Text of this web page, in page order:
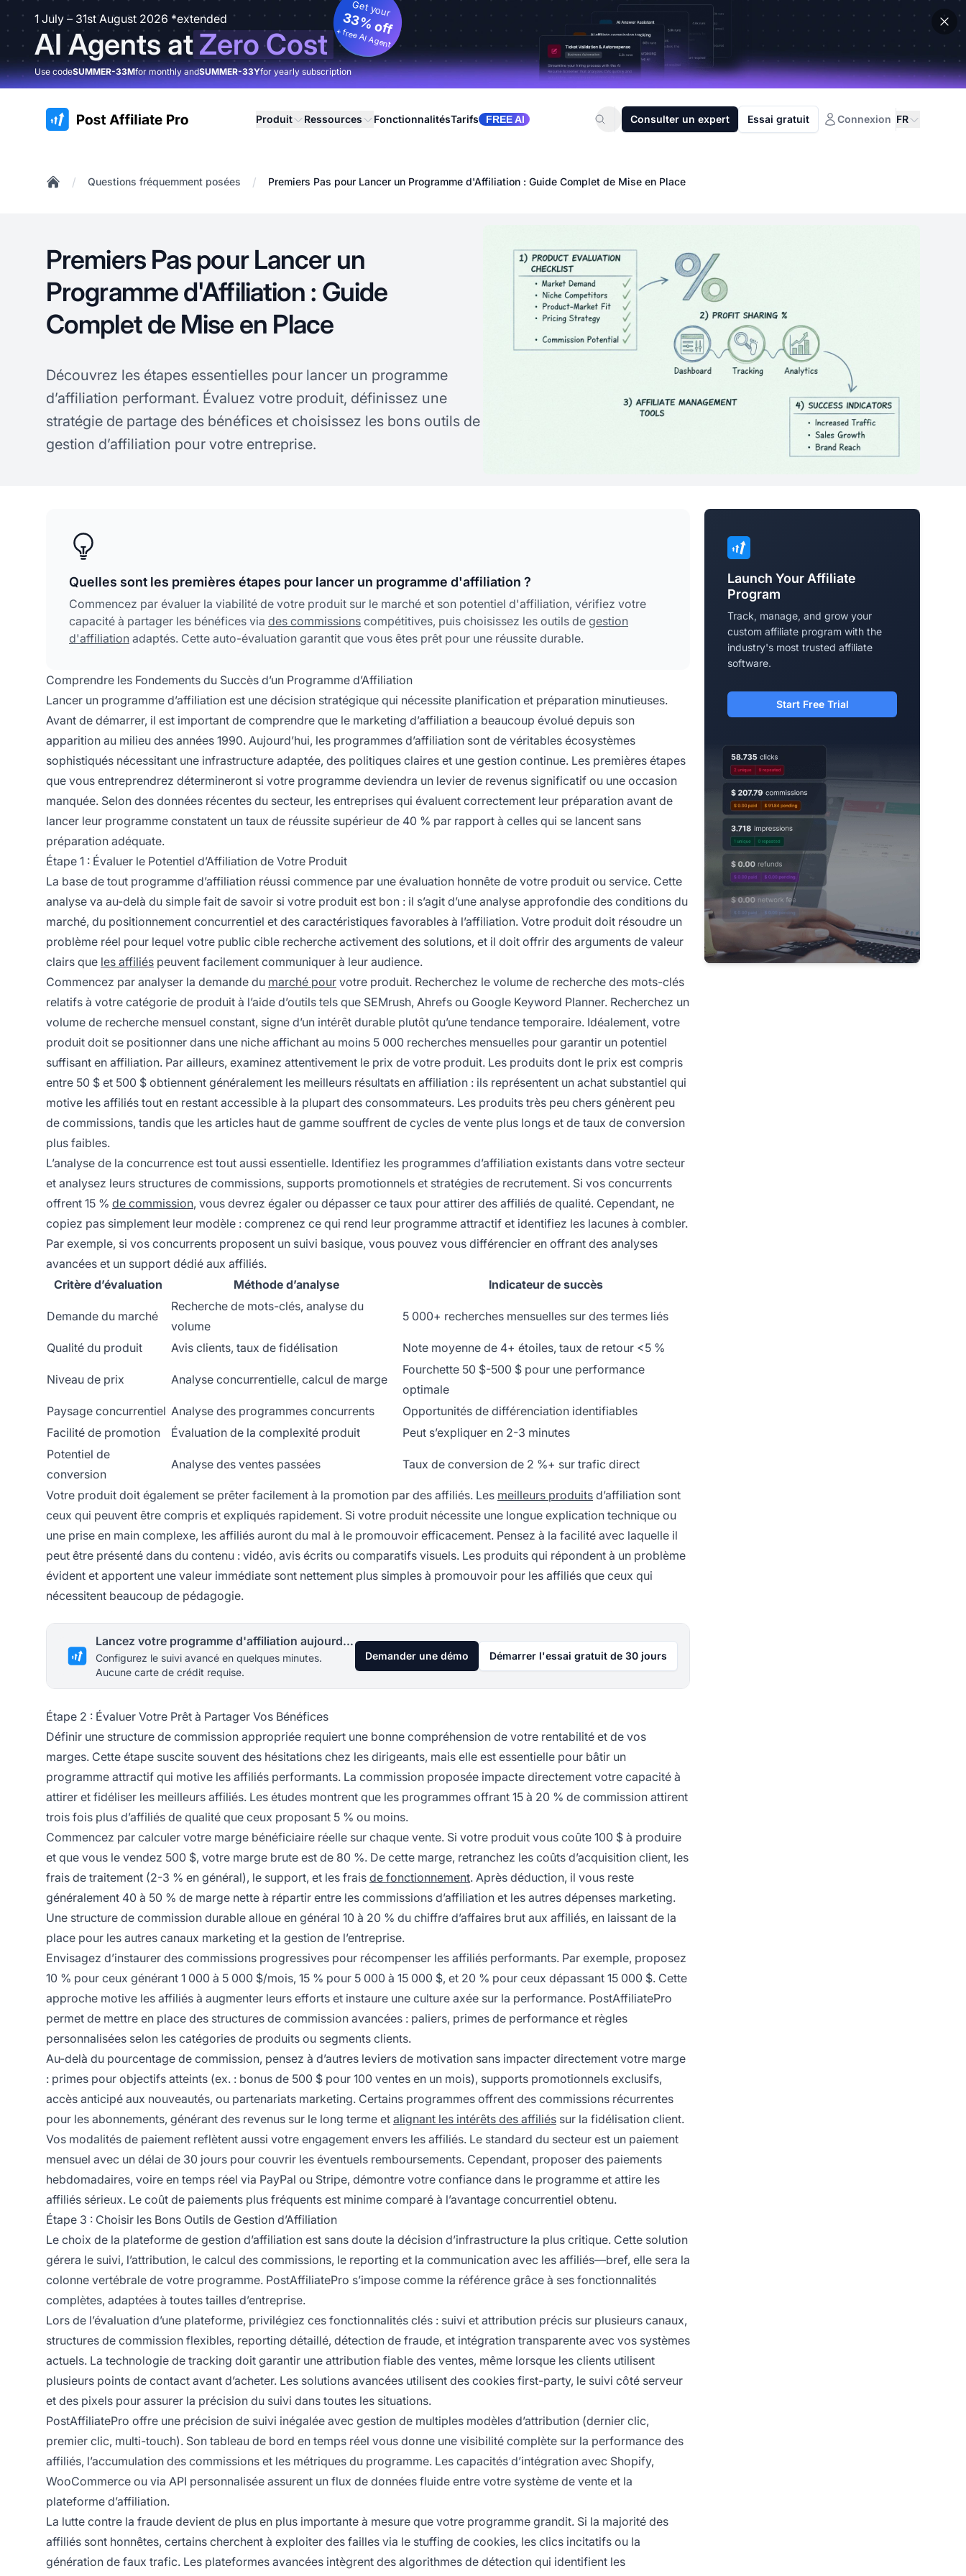
1 July – 31st August 2026 *extended
AI Agents atZero Cost
Get your
33% off
+ free AI Agent
Use codeSUMMER-33Mfor monthly andSUMMER-33Yfor yearly subscription
:site.title Produit Ressources FonctionnalitésTarifs FREE AI Consulter un expert Essai gratuit Connexion FR
/ Questions fréquemment posées / Premiers Pas pour Lancer un Programme d'Affiliation : Guide Complet de Mise en Place
Premiers Pas pour Lancer un
Programme d'Affiliation : Guide
Complet de Mise en Place
Découvrez les étapes essentielles pour lancer un programme
d’affiliation performant. Évaluez votre produit, définissez une
stratégie de partage des bénéfices et choisissez les bons outils de
gestion d’affiliation pour votre entreprise.
Quelles sont les premières étapes pour lancer un programme d'affiliation ?
Commencez par évaluer la viabilité de votre produit sur le marché et son potentiel d'affiliation, vérifiez votre
capacité à partager les bénéfices via des commissions compétitives, puis choisissez les outils de gestion
d'affiliation adaptés. Cette auto-évaluation garantit que vous êtes prêt pour une réussite durable.
Comprendre les Fondements du Succès d’un Programme d’Affiliation
Lancer un programme d’affiliation est une décision stratégique qui nécessite planification et préparation minutieuses.
Avant de démarrer, il est important de comprendre que le marketing d’affiliation a beaucoup évolué depuis son
apparition au milieu des années 1990. Aujourd’hui, les programmes d’affiliation sont de véritables écosystèmes
sophistiqués nécessitant une infrastructure adaptée, des politiques claires et une gestion continue. Les premières étapes
que vous entreprendrez détermineront si votre programme deviendra un levier de revenus significatif ou une occasion
manquée. Selon des données récentes du secteur, les entreprises qui évaluent correctement leur préparation avant de
lancer leur programme constatent un taux de réussite supérieur de 40 % par rapport à celles qui se lancent sans
préparation adéquate.
Étape 1 : Évaluer le Potentiel d’Affiliation de Votre Produit
La base de tout programme d’affiliation réussi commence par une évaluation honnête de votre produit ou service. Cette
analyse va au-delà du simple fait de savoir si votre produit est bon : il s’agit d’une analyse approfondie des conditions du
marché, du positionnement concurrentiel et des caractéristiques favorables à l’affiliation. Votre produit doit résoudre un
problème réel pour lequel votre public cible recherche activement des solutions, et il doit offrir des arguments de valeur
clairs que les affiliés peuvent facilement communiquer à leur audience.
Commencez par analyser la demande du marché pour votre produit. Recherchez le volume de recherche des mots-clés
relatifs à votre catégorie de produit à l’aide d’outils tels que SEMrush, Ahrefs ou Google Keyword Planner. Recherchez un
volume de recherche mensuel constant, signe d’un intérêt durable plutôt qu’une tendance temporaire. Idéalement, votre
produit doit se positionner dans une niche affichant au moins 5 000 recherches mensuelles pour garantir un potentiel
suffisant en affiliation. Par ailleurs, examinez attentivement le prix de votre produit. Les produits dont le prix est compris
entre 50 $ et 500 $ obtiennent généralement les meilleurs résultats en affiliation : ils représentent un achat substantiel qui
motive les affiliés tout en restant accessible à la plupart des consommateurs. Les produits très peu chers génèrent peu
de commissions, tandis que les articles haut de gamme souffrent de cycles de vente plus longs et de taux de conversion
plus faibles.
L’analyse de la concurrence est tout aussi essentielle. Identifiez les programmes d’affiliation existants dans votre secteur
et analysez leurs structures de commissions, supports promotionnels et stratégies de recrutement. Si vos concurrents
offrent 15 % de commission, vous devrez égaler ou dépasser ce taux pour attirer des affiliés de qualité. Cependant, ne
copiez pas simplement leur modèle : comprenez ce qui rend leur programme attractif et identifiez les lacunes à combler.
Par exemple, si vos concurrents proposent un suivi basique, vous pouvez vous différencier en offrant des analyses
avancées et un support dédié aux affiliés.
Critère d’évaluation
Méthode d’analyse Indicateur de succès
Demande du marché
Recherche de mots-clés, analyse du
volume
5 000+ recherches mensuelles sur des termes liés
Qualité du produit Avis clients, taux de fidélisation Note moyenne de 4+ étoiles, taux de retour <5 %
Niveau de prix Analyse concurrentielle, calcul de marge
Fourchette 50 $-500 $ pour une performance
optimale
Paysage concurrentiel Analyse des programmes concurrents
Opportunités de différenciation identifiables
Facilité de promotion
Évaluation de la complexité produit
Peut s’expliquer en 2-3 minutes
Potentiel de
conversion
Analyse des ventes passées Taux de conversion de 2 %+ sur trafic direct
Votre produit doit également se prêter facilement à la promotion par des affiliés. Les meilleurs produits d’affiliation sont
ceux qui peuvent être compris et expliqués rapidement. Si votre produit nécessite une longue explication technique ou
une prise en main complexe, les affiliés auront du mal à le promouvoir efficacement. Pensez à la facilité avec laquelle il
peut être présenté dans du contenu : vidéo, avis écrits ou comparatifs visuels. Les produits qui répondent à un problème
évident et apportent une valeur immédiate sont nettement plus simples à promouvoir pour les affiliés que ceux qui
nécessitent beaucoup de pédagogie.
Lancez votre programme d'affiliation aujourd'hui
Configurez le suivi avancé en quelques minutes.
Aucune carte de crédit requise.
Demander une démo Démarrer l'essai gratuit de 30 jours
Étape 2 : Évaluer Votre Prêt à Partager Vos Bénéfices
Définir une structure de commission appropriée requiert une bonne compréhension de votre rentabilité et de vos
marges. Cette étape suscite souvent des hésitations chez les dirigeants, mais elle est essentielle pour bâtir un
programme attractif qui motive les affiliés performants. La commission proposée impacte directement votre capacité à
attirer et fidéliser les meilleurs affiliés. Les études montrent que les programmes offrant 15 à 20 % de commission attirent
trois fois plus d’affiliés de qualité que ceux proposant 5 % ou moins.
Commencez par calculer votre marge bénéficiaire réelle sur chaque vente. Si votre produit vous coûte 100 $ à produire
et que vous le vendez 500 $, votre marge brute est de 80 %. De cette marge, retranchez les coûts d’acquisition client, les
frais de traitement (2-3 % en général), le support, et les frais de fonctionnement. Après déduction, il vous reste
généralement 40 à 50 % de marge nette à répartir entre les commissions d’affiliation et les autres dépenses marketing.
Une structure de commission durable alloue en général 10 à 20 % du chiffre d’affaires brut aux affiliés, en laissant de la
place pour les autres canaux marketing et la gestion de l’entreprise.
Envisagez d’instaurer des commissions progressives pour récompenser les affiliés performants. Par exemple, proposez
10 % pour ceux générant 1 000 à 5 000 $/mois, 15 % pour 5 000 à 15 000 $, et 20 % pour ceux dépassant 15 000 $. Cette
approche motive les affiliés à augmenter leurs efforts et instaure une culture axée sur la performance. PostAffiliatePro
permet de mettre en place des structures de commission avancées : paliers, primes de performance et règles
personnalisées selon les catégories de produits ou segments clients.
Au-delà du pourcentage de commission, pensez à d’autres leviers de motivation sans impacter directement votre marge
: primes pour objectifs atteints (ex. : bonus de 500 $ pour 100 ventes en un mois), supports promotionnels exclusifs,
accès anticipé aux nouveautés, ou partenariats marketing. Certains programmes offrent des commissions récurrentes
pour les abonnements, générant des revenus sur le long terme et alignant les intérêts des affiliés sur la fidélisation client.
Vos modalités de paiement reflètent aussi votre engagement envers les affiliés. Le standard du secteur est un paiement
mensuel avec un délai de 30 jours pour couvrir les éventuels remboursements. Cependant, proposer des paiements
hebdomadaires, voire en temps réel via PayPal ou Stripe, démontre votre confiance dans le programme et attire les
affiliés sérieux. Le coût de paiements plus fréquents est minime comparé à l’avantage concurrentiel obtenu.
Étape 3 : Choisir les Bons Outils de Gestion d’Affiliation
Le choix de la plateforme de gestion d’affiliation est sans doute la décision d’infrastructure la plus critique. Cette solution
gérera le suivi, l’attribution, le calcul des commissions, le reporting et la communication avec les affiliés—bref, elle sera la
colonne vertébrale de votre programme. PostAffiliatePro s’impose comme la référence grâce à ses fonctionnalités
complètes, adaptées à toutes tailles d’entreprise.
Lors de l’évaluation d’une plateforme, privilégiez ces fonctionnalités clés : suivi et attribution précis sur plusieurs canaux,
structures de commission flexibles, reporting détaillé, détection de fraude, et intégration transparente avec vos systèmes
actuels. La technologie de tracking doit garantir une attribution fiable des ventes, même lorsque les clients utilisent
plusieurs points de contact avant d’acheter. Les solutions avancées utilisent des cookies first-party, le suivi côté serveur
et des pixels pour assurer la précision du suivi dans toutes les situations.
PostAffiliatePro offre une précision de suivi inégalée avec gestion de multiples modèles d’attribution (dernier clic,
premier clic, multi-touch). Son tableau de bord en temps réel vous donne une visibilité complète sur la performance des
affiliés, l’accumulation des commissions et les métriques du programme. Les capacités d’intégration avec Shopify,
WooCommerce ou via API personnalisée assurent un flux de données fluide entre votre système de vente et la
plateforme d’affiliation.
La lutte contre la fraude devient de plus en plus importante à mesure que votre programme grandit. Si la majorité des
affiliés sont honnêtes, certains cherchent à exploiter des failles via le stuffing de cookies, les clics incitatifs ou la
génération de faux trafic. Les plateformes avancées intègrent des algorithmes de détection qui identifient les
Launch Your Affiliate
Program
Track, manage, and grow your
custom affiliate program with the
industry's most trusted affiliate
software.
Start Free Trial